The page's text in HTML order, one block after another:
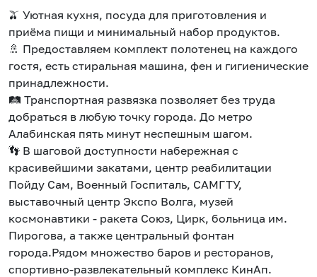
🫒 Уютная кухня, посуда для приготовления и
приёма пищи и минимальный набор продуктов.
🚿 Предоставляем комплект полотенец на каждого
гостя, есть стиральная машина, фен и гигиенические
принадлежности.
🛤️ Транспортная развязка позволяет без труда
добраться в любую точку города. До метро
Алабинская пять минут неспешным шагом.
👣 В шаговой доступности набережная с
красивейшими закатами, центр реабилитации
Пойду Сам, Военный Госпиталь, САМГТУ,
выставочный центр Экспо Волга, музей
космонавтики - ракета Союз, Цирк, больница им.
Пирогова, а также центральный фонтан
города.Рядом множество баров и ресторанов,
спортивно-развлекательный комплекс КинАп.